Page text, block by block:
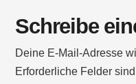
Schreibe
Deine E-Mail-Adresse
Erforderliche Felder